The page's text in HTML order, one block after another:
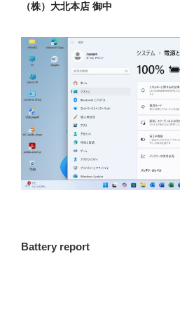
（株）大北本店 御中
Battery report